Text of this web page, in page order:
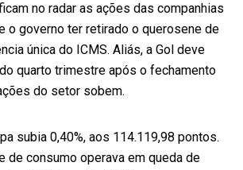
no radar as ações das companhias
o governo ter retirado o querosene de
única do ICMS. Aliás, a Gol deve
quarto trimestre após o fechamento
do setor sobem.
subia 0,40%, aos 114.119,98 pontos.
de consumo operava em queda de